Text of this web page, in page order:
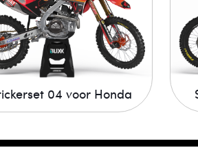
04 voor Honda